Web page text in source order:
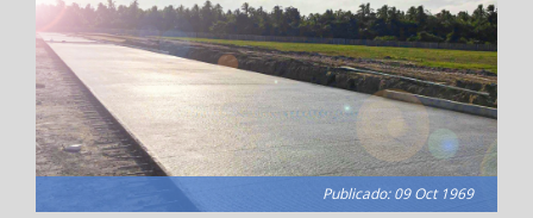
Publicado: 09 Oct 1969